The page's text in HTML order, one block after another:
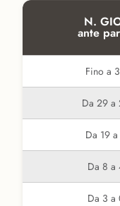
N.
ante
Fino a
Da 29 a
Da 19
Da 8 a
Da 3 a